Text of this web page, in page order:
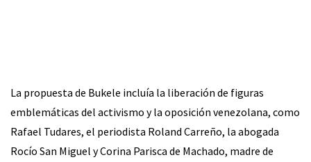
La propuesta de Bukele incluía la liberación de figuras
emblemáticas del activismo y la oposición venezolana, como
Rafael Tudares, el periodista Roland Carreño, la abogada
Rocío San Miguel y Corina Parisca de Machado, madre de